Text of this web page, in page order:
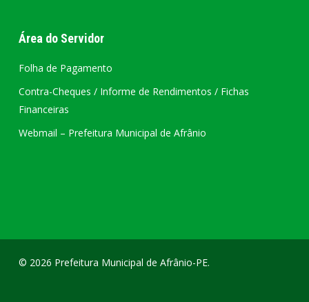
Área do Servidor
Folha de Pagamento
Contra-Cheques / Informe de Rendimentos / Fichas
Financeiras
Webmail – Prefeitura Municipal de Afrânio
© 2026 Prefeitura Municipal de Afrânio-PE.